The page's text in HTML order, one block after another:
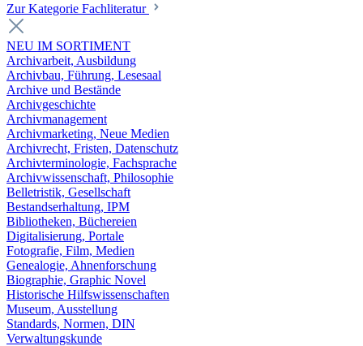
Zur Kategorie Fachliteratur
NEU IM SORTIMENT
Archivarbeit, Ausbildung
Archivbau, Führung, Lesesaal
Archive und Bestände
Archivgeschichte
Archivmanagement
Archivmarketing, Neue Medien
Archivrecht, Fristen, Datenschutz
Archivterminologie, Fachsprache
Archivwissenschaft, Philosophie
Belletristik, Gesellschaft
Bestandserhaltung, IPM
Bibliotheken, Büchereien
Digitalisierung, Portale
Fotografie, Film, Medien
Genealogie, Ahnenforschung
Biographie, Graphic Novel
Historische Hilfswissenschaften
Museum, Ausstellung
Standards, Normen, DIN
Verwaltungskunde